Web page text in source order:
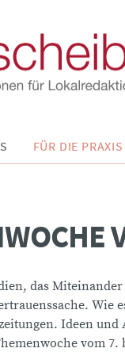
FÜR DIE PRAXIS
das
Wie
Ideen
vom 7.